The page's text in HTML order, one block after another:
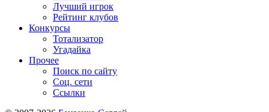
Лучший игрок
Рейтинг клубов
Конкурсы
Тотализатор
Угадайка
Прочее
Поиск по сайту
Соц. сети
Ссылки